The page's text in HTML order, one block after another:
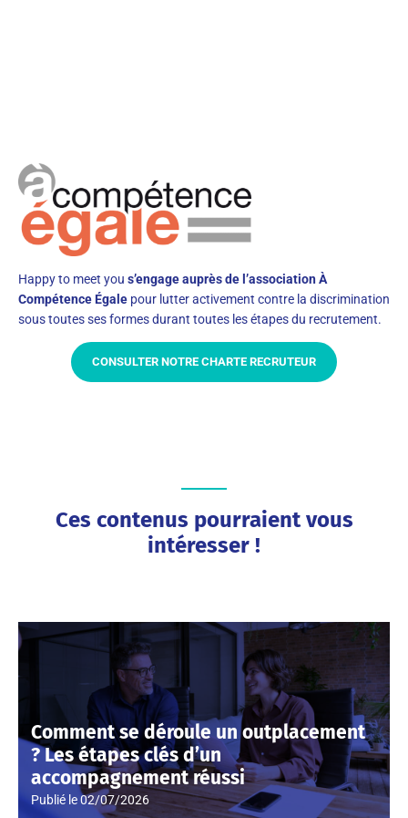
Happy to meet you s’engage auprès de l’association À
Compétence Égale pour lutter activement contre la discrimination
sous toutes ses formes durant toutes les étapes du recrutement.
CONSULTER NOTRE CHARTE RECRUTEUR
Ces contenus pourraient vous
intéresser !
Comment se déroule un outplacement
? Les étapes clés d’un
accompagnement réussi
Publié le02/07/2026